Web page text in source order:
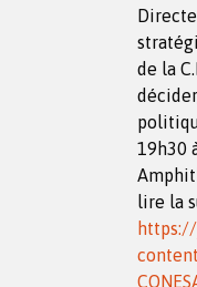
de la
19h30
lire la